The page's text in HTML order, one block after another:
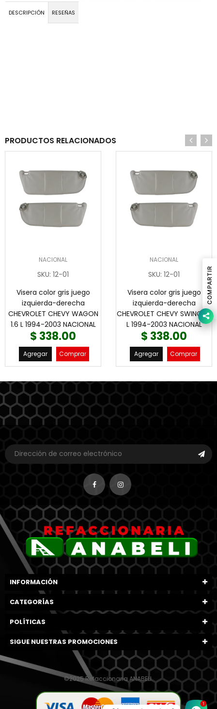
DESCRIPCIÓN RESEÑAS
PRODUCTOS RELACIONADOS
NACIONAL
SKU: 12-01
Visera color gris juego
izquierda-derecha
CHEVROLET CHEVY WAGON
1.6 L 1994-2003 NACIONAL
$ 338.00
Agregar Comprar
NACIONAL
SKU: 12-01
Visera color gris juego
izquierda-derecha
CHEVROLET CHEVY SWING 1.6
L 1994-2003 NACIONAL
$ 338.00
Agregar Comprar
INFORMACIÓN
CATEGORÍAS
POLÍTICAS
SIGUE NUESTRAS PROMOCIONES
©2025 Refaccionaria ANABELI.
1
COMPARTIR